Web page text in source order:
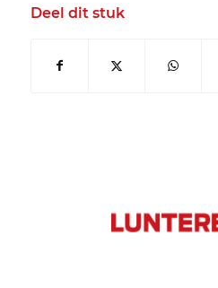
Deel dit stuk